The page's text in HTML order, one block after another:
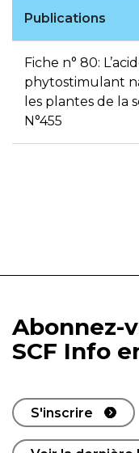
Publications
Fiche n° 80:
phytostimulant
les plantes de la
N°455
Abonnez-
SCF Info
S'inscrire